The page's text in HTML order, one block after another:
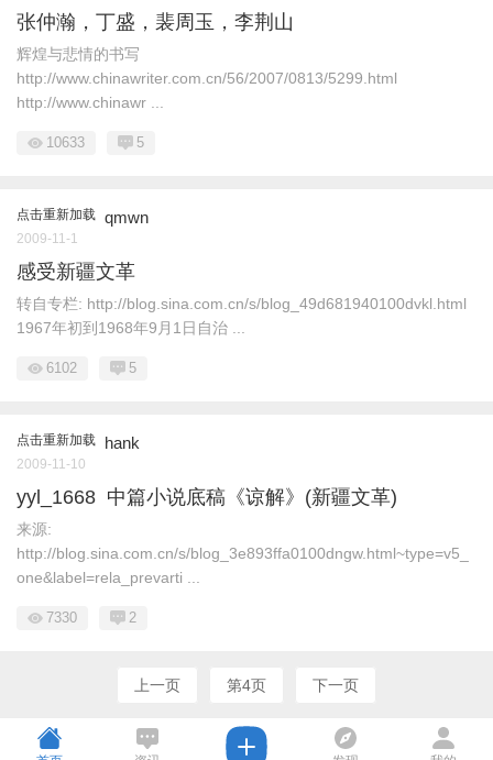
张仲瀚，丁盛，裴周玉，李荆山
辉煌与悲情的书写
http://www.chinawriter.com.cn/56/2007/0813/5299.html
http://www.chinawr ...
10633 5
点击重新加载 qmwn
2009-11-1
感受新疆文革
转自专栏: http://blog.sina.com.cn/s/blog_49d681940100dvkl.html
1967年初到1968年9月1日自治 ...
6102 5
点击重新加载 hank
2009-11-10
yyl_1668 中篇小说底稿《谅解》(新疆文革)
来源:
http://blog.sina.com.cn/s/blog_3e893ffa0100dngw.html~type=v5_
one&label=rela_prevarti ...
7330 2
上一页 第4页 下一页